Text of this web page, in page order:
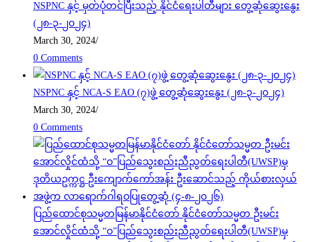
NSPNC နှင့် မှတ်ပုံတင်ပြီးသည့် နိုင်ငံရေးပါတီများ တွေ့ဆုံဆွေးနွေး
(၂၈-၃-၂၀၂၄)
March 30, 2024/
0 Comments
NSPNC နှင့် NCA-S EAO (၇)ဖွဲ့ တွေ့ဆုံဆွေးနွေး (၂၈-၃-၂၀၂၄)
March 30, 2024/
0 Comments
ပြည်ထောင်စုသမ္မတမြန်မာနိုင်ငံတော် နိုင်ငံတော်သမ္မတ ဦးမင်း
အောင်လှိုင်ထံသို့ “ဝ”ပြည်သွေးစည်းညီညွတ်ရေးပါတီ(UWSP)မှ